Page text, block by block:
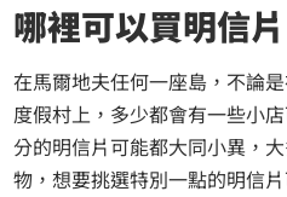
哪裡可以買明信
在馬爾地夫任何一座島，不論
度假村上，多少都會有一些小
分的明信片可能都大同小異，
物，想要挑選特別一點的明信